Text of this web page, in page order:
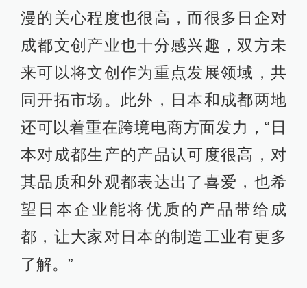
漫的关心程度也很高，而很多日企对
成都文创产业也十分感兴趣，双方未
来可以将文创作为重点发展领域，共
同开拓市场。此外，日本和成都两地
还可以着重在跨境电商方面发力，“日
本对成都生产的产品认可度很高，对
其品质和外观都表达出了喜爱，也希
望日本企业能将优质的产品带给成
都，让大家对日本的制造工业有更多
了解。”